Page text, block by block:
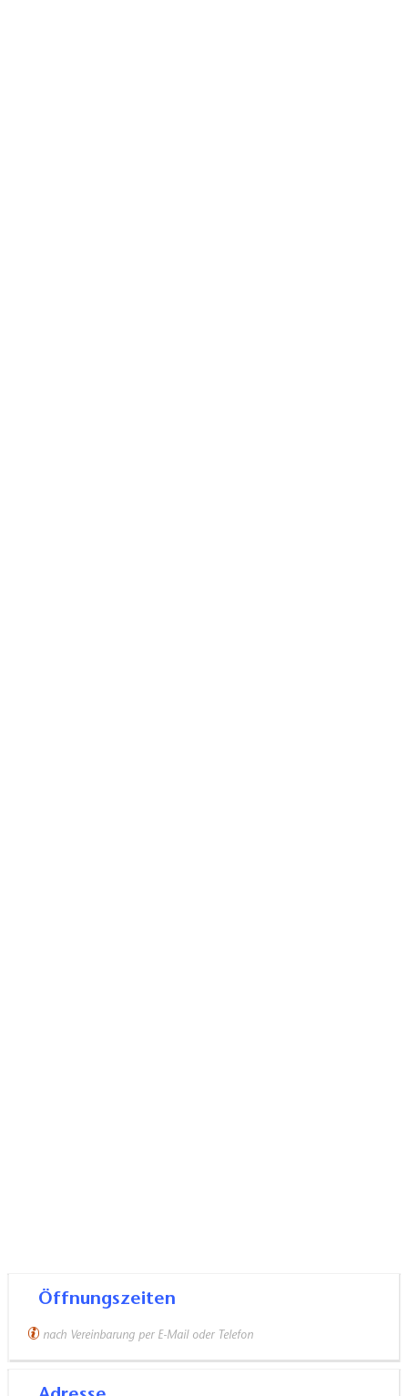
Öffnungszeiten
nach Vereinbarung per E-Mail oder Telefon